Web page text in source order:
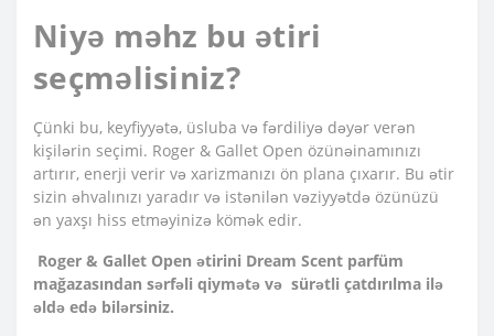
Niyə məhz bu ətiri
seçməlisiniz?
Çünki bu, keyfiyyətə, üsluba və fərdiliyə dəyər verən
kişilərin seçimi. Roger & Gallet Open özünəinamınızı
artırır, enerji verir və xarizmanızı ön plana çıxarır. Bu ətir
sizin əhvalınızı yaradır və istənilən vəziyyətdə özünüzü
ən yaxşı hiss etməyinizə kömək edir.
Roger & Gallet Open ətirini Dream Scent parfüm
mağazasından sərfəli qiymətə və sürətli çatdırılma ilə
əldə edə bilərsiniz.